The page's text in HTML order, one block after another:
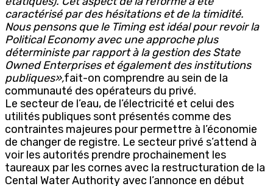
caractérisé par des hésitations et de la timidité.
Nous pensons que le Timing est idéal pour revoir la
Political Economy avec une approche plus
déterministe par rapport à la gestion des State
Owned Enterprises et également des institutions
publiques»,fait-on comprendre au sein de la
communauté des opérateurs du privé.
Le secteur de l’eau, de l’électricité et celui des
utilités publiques sont présentés comme des
contraintes majeures pour permettre à l’économie
de changer de registre. Le secteur privé s’attend à
voir les autorités prendre prochainement les
taureaux par les cornes avec la restructuration de la
Cental Water Authority avec l’annonce en début